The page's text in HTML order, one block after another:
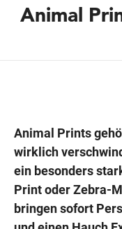
Animal
Animal Prints
wirklich
ein besonders
Print oder Zebra-
bringen sofort